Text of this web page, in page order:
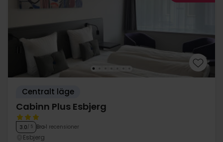
Centralt läge
Cabinn Plus Esbjerg
3.0/ 5 Bra 1 recensioner
Esbjerg